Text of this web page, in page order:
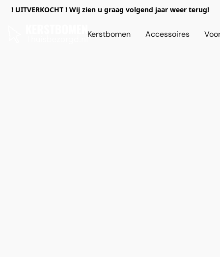
! UITVERKOCHT ! Wij zien u graag volgend jaar weer terug!
Kerstbomen Accessoires